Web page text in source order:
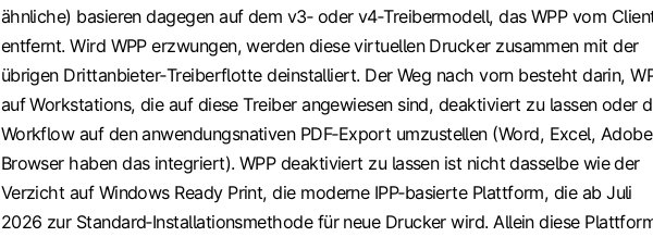
ähnliche) basieren dagegen auf dem v3‑ oder v4‑Treibermodell, das WPP vom
entfernt. Wird WPP erzwungen, werden diese virtuellen Drucker zusammen mit der
übrigen Drittanbieter‑Treiberflotte deinstalliert. Der Weg nach vorn besteht darin,
auf Workstations, die auf diese Treiber angewiesen sind, deaktiviert zu lassen oder
Workflow auf den anwendungsnativen PDF‑Export umzustellen (Word, Excel,
Browser haben das integriert). WPP deaktiviert zu lassen ist nicht dasselbe wie der
Verzicht auf Windows Ready Print, die moderne IPP‑basierte Plattform, die ab Juli
2026 zur Standard‑Installationsmethode für neue Drucker wird. Allein diese